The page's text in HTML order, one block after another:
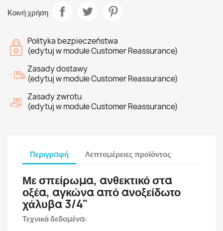
Κοινή χρήση
Polityka bezpieczeństwa
(edytuj w module Customer Reassurance)
Zasady dostawy
(edytuj w module Customer Reassurance)
Zasady zwrotu
(edytuj w module Customer Reassurance)
Περιγραφή Λεπτομέρειες προϊόντος
Με σπείρωμα, ανθεκτικό στα
οξέα, αγκώνα από ανοξείδωτο
χάλυβα 3/4"
Τεχνικά δεδομένα: